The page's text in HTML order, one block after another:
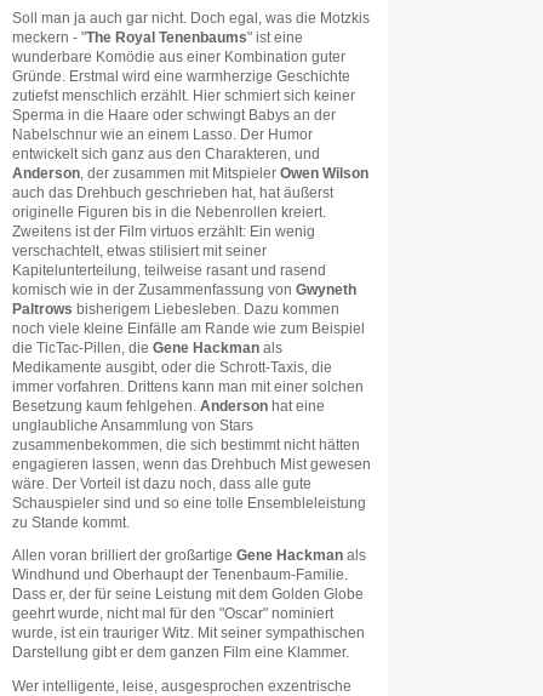
Soll man ja auch gar nicht. Doch egal, was die Motzkis
meckern - "The Royal Tenenbaums" ist eine
wunderbare Komödie aus einer Kombination guter
Gründe. Erstmal wird eine warmherzige Geschichte
zutiefst menschlich erzählt. Hier schmiert sich keiner
Sperma in die Haare oder schwingt Babys an der
Nabelschnur wie an einem Lasso. Der Humor
entwickelt sich ganz aus den Charakteren, und
Anderson , der zusammen mit Mitspieler Owen Wilson
auch das Drehbuch geschrieben hat, hat äußerst
originelle Figuren bis in die Nebenrollen kreiert.
Zweitens ist der Film virtuos erzählt: Ein wenig
verschachtelt, etwas stilisiert mit seiner
Kapitelunterteilung, teilweise rasant und rasend
komisch wie in der Zusammenfassung von Gwyneth
Paltrows bisherigem Liebesleben. Dazu kommen
noch viele kleine Einfälle am Rande wie zum Beispiel
die TicTac-Pillen, die Gene Hackman als
Medikamente ausgibt, oder die Schrott-Taxis, die
immer vorfahren. Drittens kann man mit einer solchen
Besetzung kaum fehlgehen. Anderson hat eine
unglaubliche Ansammlung von Stars
zusammenbekommen, die sich bestimmt nicht hätten
engagieren lassen, wenn das Drehbuch Mist gewesen
wäre. Der Vorteil ist dazu noch, dass alle gute
Schauspieler sind und so eine tolle Ensembleleistung
zu Stande kommt.
Allen voran brilliert der großartige Gene Hackman als
Windhund und Oberhaupt der Tenenbaum-Familie.
Dass er, der für seine Leistung mit dem Golden Globe
geehrt wurde, nicht mal für den "Oscar" nominiert
wurde, ist ein trauriger Witz. Mit seiner sympathischen
Darstellung gibt er dem ganzen Film eine Klammer.
Wer intelligente, leise, ausgesprochen exzentrische